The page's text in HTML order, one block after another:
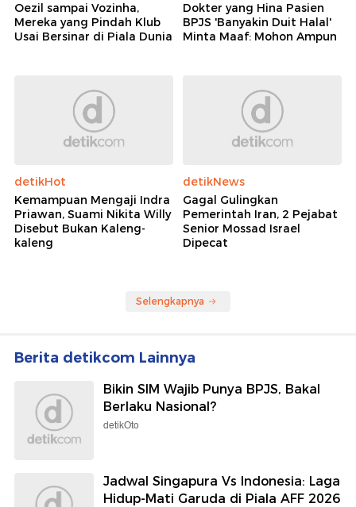
Oezil sampai Vozinha,
Mereka yang Pindah Klub
Usai Bersinar di Piala Dunia
Dokter yang Hina Pasien
BPJS 'Banyakin Duit Halal'
Minta Maaf: Mohon Ampun
detikHot
Kemampuan Mengaji Indra
Priawan, Suami Nikita Willy
Disebut Bukan Kaleng-
kaleng
detikNews
Gagal Gulingkan
Pemerintah Iran, 2 Pejabat
Senior Mossad Israel
Dipecat
Selengkapnya
Berita detikcom Lainnya
Bikin SIM Wajib Punya BPJS, Bakal
Berlaku Nasional?
detikOto
Jadwal Singapura Vs Indonesia: Laga
Hidup-Mati Garuda di Piala AFF 2026